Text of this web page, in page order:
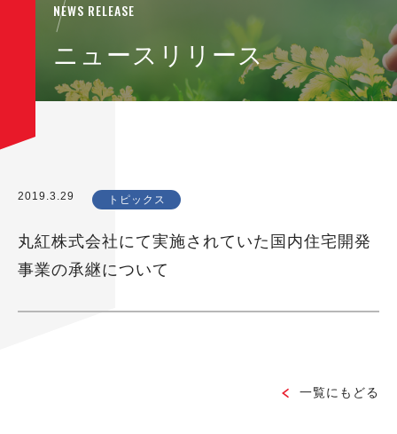
NEWS RELEASE
ニュースリリース
2019.3.29 トピックス
丸紅株式会社にて実施されていた国内住宅開発
事業の承継について
一覧にもどる